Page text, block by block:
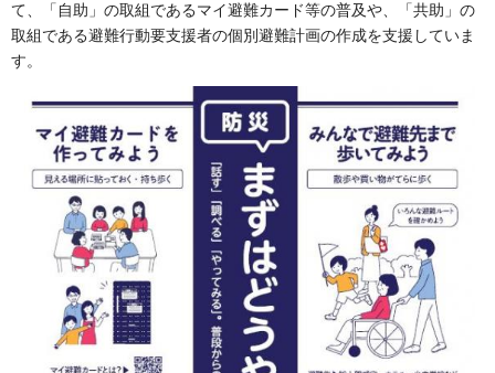
て、「自助」の取組であるマイ避難カード等の普及や、「共助」の
取組である避難行動要支援者の個別避難計画の作成を支援していま
す。